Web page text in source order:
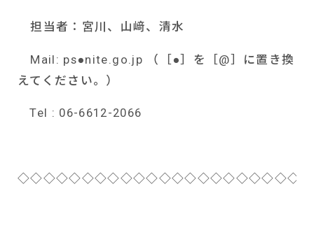
担当者：宮川、山﨑、清水
Mail: ps●nite.go.jp （［●］を［@］に置き換
えてください。）
Tel : 06-6612-2066